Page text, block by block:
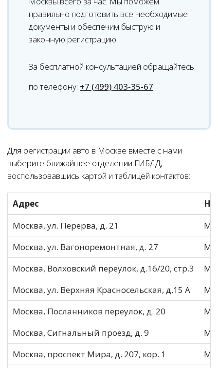
правильно подготовить все необходимые
документы и обеспечим быструю и
законную регистрацию.
За бесплатной консультацией обращайтесь
по телефону: +7 (499) 403-35-67
Для регистрации авто в Москве вместе с нами
выберите ближайшее отделении ГИБДД,
воспользовавшись картой и таблицей контактов:
Адрес
Москва, ул. Перерва, д. 21
МО
Москва, ул. Вагоноремонтная, д. 27
МО
Москва, Волховский переулок, д.16/20, стр.3
МО
Москва, ул. Верхняя Красносельская, д.15 А
МО
Москва, Посланников переулок, д. 20
МО
Москва, Сигнальный проезд, д. 9
МО
Москва, проспект Мира, д. 207, кор. 1
МО